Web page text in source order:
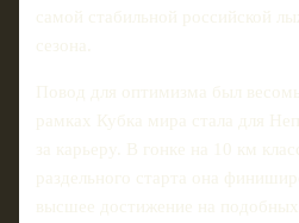
самой стабильной российской
сезона.
Повод для оптимизма был
рамках Кубка мира стала для
за карьеру. В гонке на 10 км
раздельного старта она
высшее достижение на